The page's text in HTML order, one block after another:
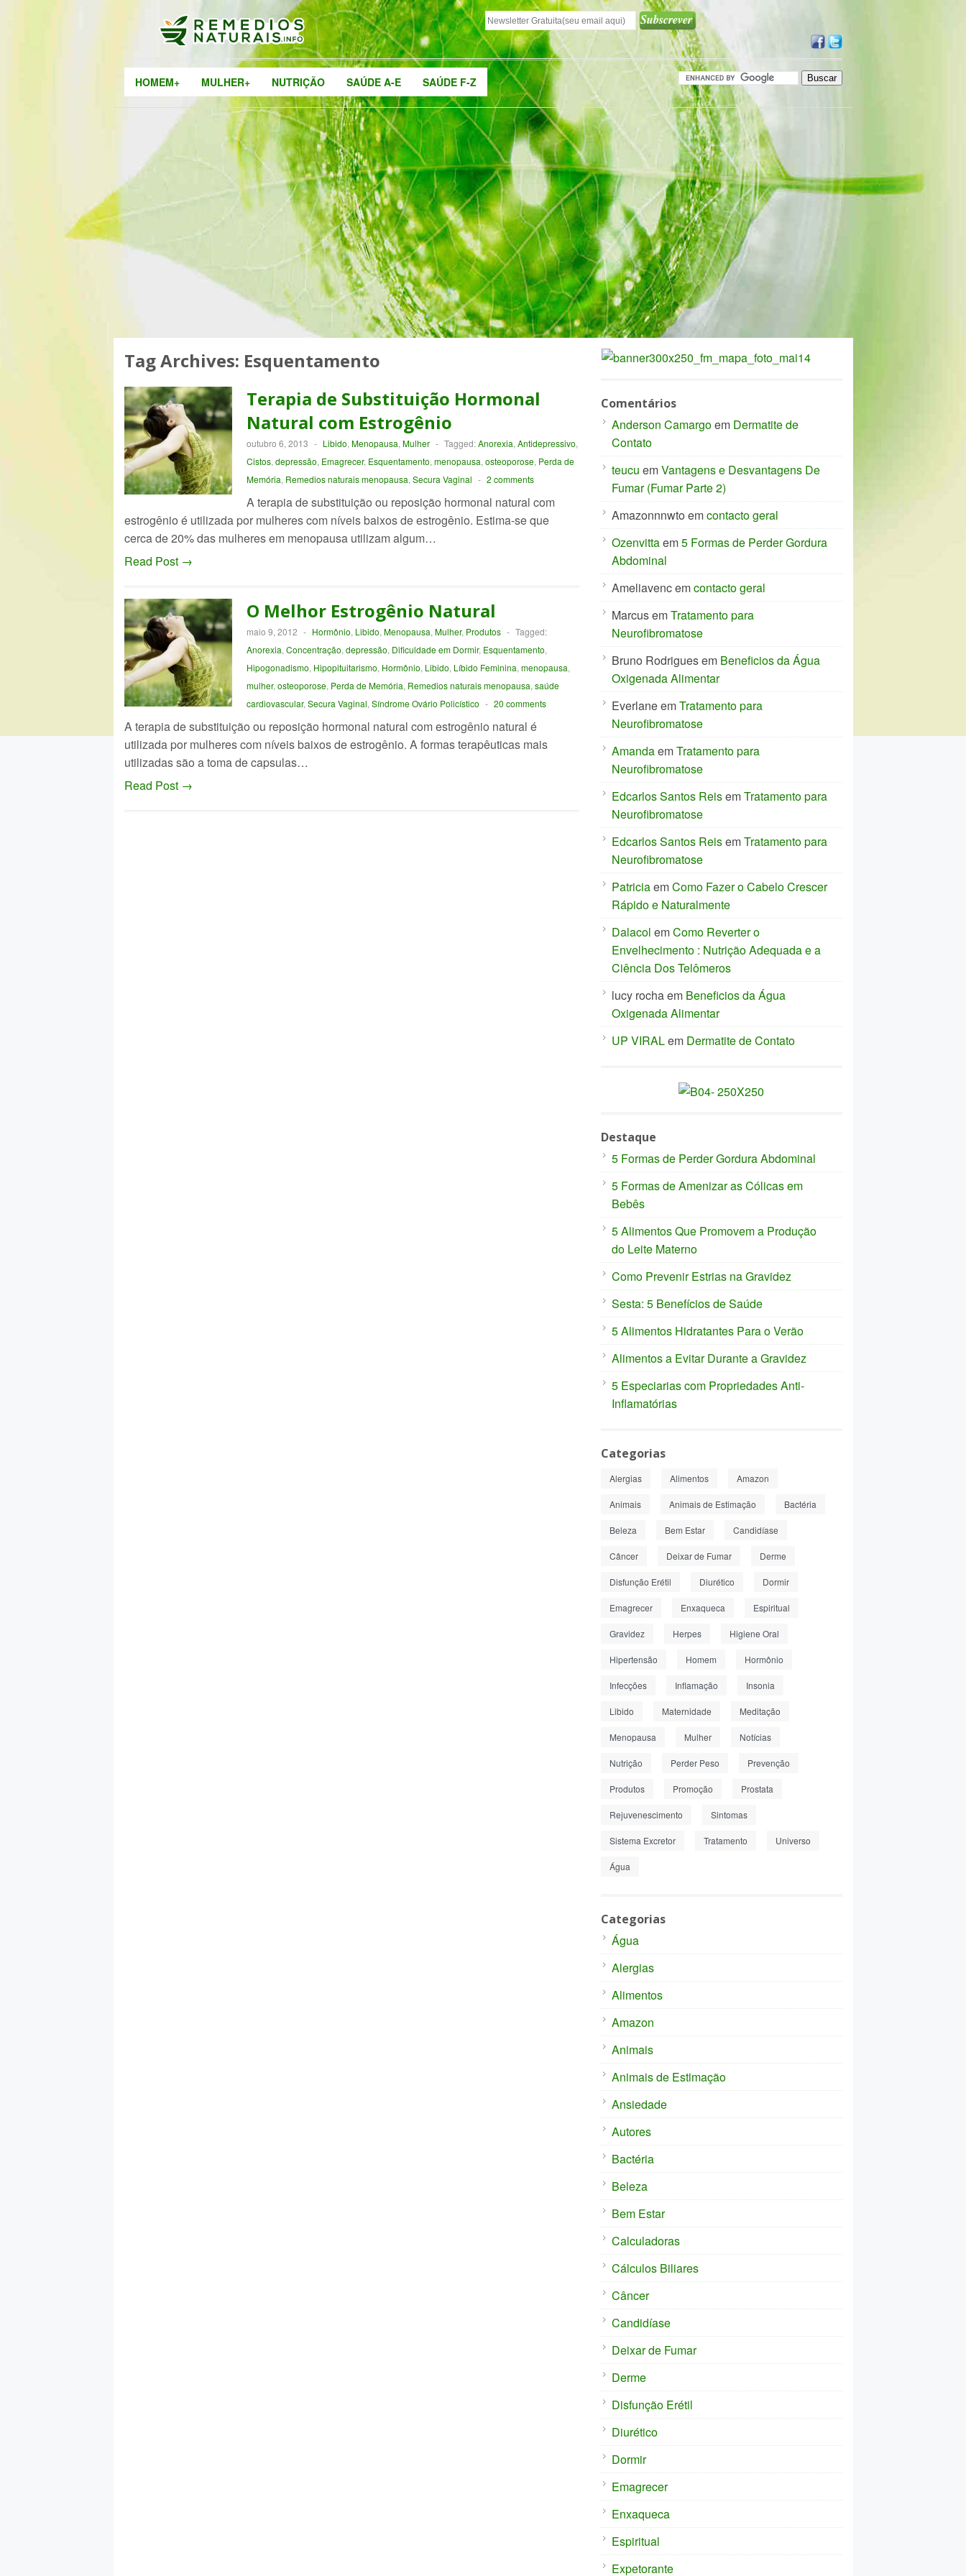
HOMEM+ MULHER+ NUTRIÇÃO SAÚDE A-E SAÚDE F-Z
Tag Archives: Esquentamento
Terapia de Substituição Hormonal
Natural com Estrogênio
outubro 6, 2013 - Libido, Menopausa, Mulher - Tagged:Anorexia, Antidepressivo,
Cistos, depressão, Emagrecer, Esquentamento, menopausa, osteoporose, Perda de
Memória, Remedios naturais menopausa, Secura Vaginal - 2 comments
A terapia de substituição ou reposição hormonal natural com
estrogênio é utilizada por mulheres com níveis baixos de estrogênio. Estima-se que
cerca de 20% das mulheres em menopausa utilizam algum…
Read Post →
O Melhor Estrogênio Natural
maio 9, 2012 - Hormônio, Libido, Menopausa, Mulher, Produtos - Tagged:
Anorexia, Concentração, depressão, Dificuldade em Dormir, Esquentamento,
Hipogonadismo, Hipopituitarismo, Hormônio, Libido, Líbido Feminina, menopausa,
mulher, osteoporose, Perda de Memória, Remedios naturais menopausa, saúde
cardiovascular, Secura Vaginal, Síndrome Ovário Policístico - 20 comments
A terapia de substituição ou reposição hormonal natural com estrogênio natural é
utilizada por mulheres com níveis baixos de estrogênio. A formas terapêuticas mais
utilizadas são a toma de capsulas…
Read Post →
Comentários
Anderson Camargoem Dermatite de
Contato
teucu emVantagens e Desvantagens De
Fumar (Fumar Parte 2)
Amazonnnwto emcontacto geral
Ozenvittaem5 Formas de Perder Gordura
Abdominal
Ameliavencemcontacto geral
MarcusemTratamento para
Neurofibromatose
Bruno Rodriguesem Beneficios da Água
Oxigenada Alimentar
EverlaneemTratamento para
Neurofibromatose
AmandaemTratamento para
Neurofibromatose
Edcarlos Santos ReisemTratamento para
Neurofibromatose
Edcarlos Santos ReisemTratamento para
Neurofibromatose
PatriciaemComo Fazer o Cabelo Crescer
Rápido e Naturalmente
Dalacol emComo Reverter o
Envelhecimento : Nutrição Adequada e a
Ciência Dos Telômeros
lucy rochaem Beneficios da Água
Oxigenada Alimentar
UP VIRALem Dermatite de Contato
Destaque
5 Formas de Perder Gordura Abdominal
5 Formas de Amenizar as Cólicas em
Bebês
5 Alimentos Que Promovem a Produção
do Leite Materno
Como Prevenir Estrias na Gravidez
Sesta: 5 Benefícios de Saúde
5 Alimentos Hidratantes Para o Verão
Alimentos a Evitar Durante a Gravidez
5 Especiarias com Propriedades Anti-
Inflamatórias
Categorias
Alergias Alimentos Amazon
Animais Animais de Estimação Bactéria
Beleza Bem Estar Candidíase
Câncer Deixar de Fumar Derme
Disfunção Erétil Diurético Dormir
Emagrecer Enxaqueca Espiritual
Gravidez Herpes Higiene Oral
Hipertensão Homem Hormônio
Infecções Inflamação Insonia
Libido Maternidade Meditação
Menopausa Mulher Notícias
Nutrição Perder Peso Prevenção
Produtos Promoção Prostata
Rejuvenescimento Sintomas
Sistema Excretor Tratamento Universo
Água
Categorias
Água
Alergias
Alimentos
Amazon
Animais
Animais de Estimação
Ansiedade
Autores
Bactéria
Beleza
Bem Estar
Calculadoras
Cálculos Biliares
Câncer
Candidíase
Deixar de Fumar
Derme
Disfunção Erétil
Diurético
Dormir
Emagrecer
Enxaqueca
Espiritual
Expetorante